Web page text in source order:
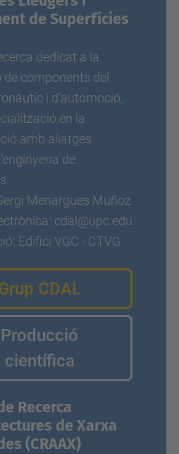
de Superfícies
dedicat a la
components del
i d’automoció,
en la
amb aliatges
de
Menargues Muñoz
cdal@upc.edu
Edifici VGC - CTVG
CDAL
Producció
científica
Recerca
de Xarxa
(CRAAX)